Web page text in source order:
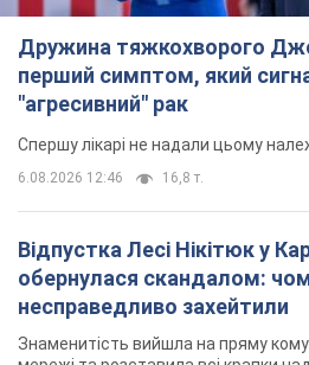
Відпустка Лесі Нікітюк у
обернулася скандалом:
несправедливо захейтили
Знаменитість вийшла на пряму
кваліфікації Ліги
Матч відбувся в Любліні
9 часов назад 2,5 т.